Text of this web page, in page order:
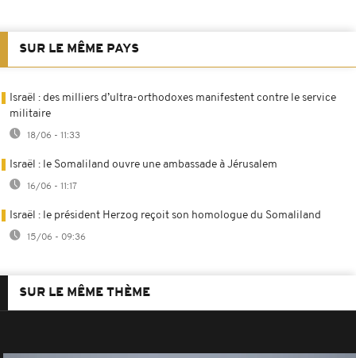
SUR LE MÊME PAYS
Israël : des milliers d’ultra-orthodoxes manifestent contre le service
militaire
18/06 - 11:33
Israël : le Somaliland ouvre une ambassade à Jérusalem
16/06 - 11:17
Israël : le président Herzog reçoit son homologue du Somaliland
15/06 - 09:36
SUR LE MÊME THÈME